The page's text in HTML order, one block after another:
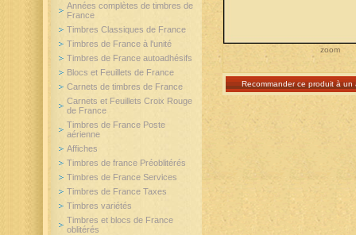
zoom
Recommander ce produit à un
Années complètes de timbres de
France
Timbres Classiques de France
Timbres de France à l'unité
Timbres de France autoadhésifs
Blocs et Feuillets de France
Carnets de timbres de France
Carnets et Feuillets Croix Rouge
de France
Timbres de France Poste
aérienne
Affiches
Timbres de france Préoblitérés
Timbres de France Services
Timbres de France Taxes
Timbres variétés
Timbres et blocs de France
oblitérés